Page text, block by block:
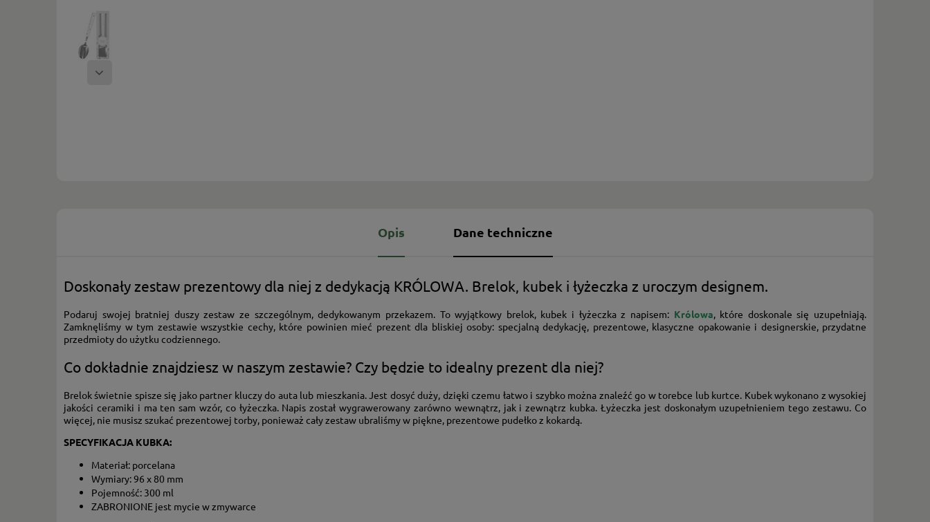
Opis Dane techniczne
Doskonały zestaw prezentowy dla niej z dedykacją KRÓLOWA. Brelok, kubek i łyżeczka z uroczym designem.
Podaruj swojej bratniej duszy zestaw ze szczególnym, dedykowanym przekazem. To wyjątkowy brelok, kubek i łyżeczka z napisem: Królowa, które doskonale się uzupełniają.
Zamknęliśmy w tym zestawie wszystkie cechy, które powinien mieć prezent dla bliskiej osoby: specjalną dedykację, prezentowe, klasyczne opakowanie i designerskie, przydatne
przedmioty do użytku codziennego.
Co dokładnie znajdziesz w naszym zestawie? Czy będzie to idealny prezent dla niej?
Brelok świetnie spisze się jako partner kluczy do auta lub mieszkania. Jest dosyć duży, dzięki czemu łatwo i szybko można znaleźć go w torebce lub kurtce. Kubek wykonano z wysokiej
jakości ceramiki i ma ten sam wzór, co łyżeczka. Napis został wygrawerowany zarówno wewnątrz, jak i zewnątrz kubka. Łyżeczka jest doskonałym uzupełnieniem tego zestawu. Co
więcej, nie musisz szukać prezentowej torby, ponieważ cały zestaw ubraliśmy w piękne, prezentowe pudełko z kokardą.
SPECYFIKACJA KUBKA:
Materiał: porcelana
Wymiary: 96 x 80 mm
Pojemność: 300 ml
ZABRONIONE jest mycie w zmywarce